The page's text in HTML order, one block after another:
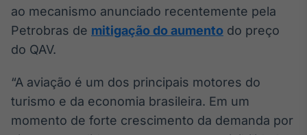
Em breve
ao mecanismo anunciado recentemente pela
Petrobras de mitigação do aumento do preço
do QAV.
“A aviação é um dos principais motores do
turismo e da economia brasileira. Em um
momento de forte crescimento da demanda por